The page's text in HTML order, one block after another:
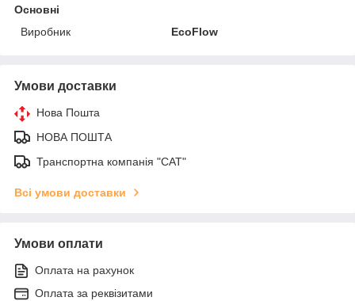
Основні
Виробник
EcoFlow
Умови доставки
Нова Пошта
НОВА ПОШТА
Транспортна компанія "САТ"
Всі умови доставки
Умови оплати
Оплата на рахунок
Оплата за реквізитами